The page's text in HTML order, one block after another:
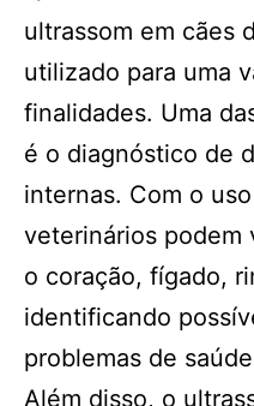
ultrassom em cães
utilizado para uma
finalidades. Uma
é o diagnóstico de
internas. Com o
veterinários podem
o coração, fígado,
identificando
problemas de
Além disso, o